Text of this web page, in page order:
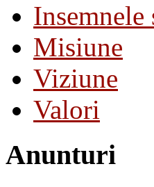
Misiune
Viziune
Valori
Anunturi